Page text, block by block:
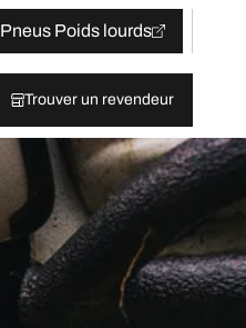
Pneus Poids lourds
Trouver un revendeur